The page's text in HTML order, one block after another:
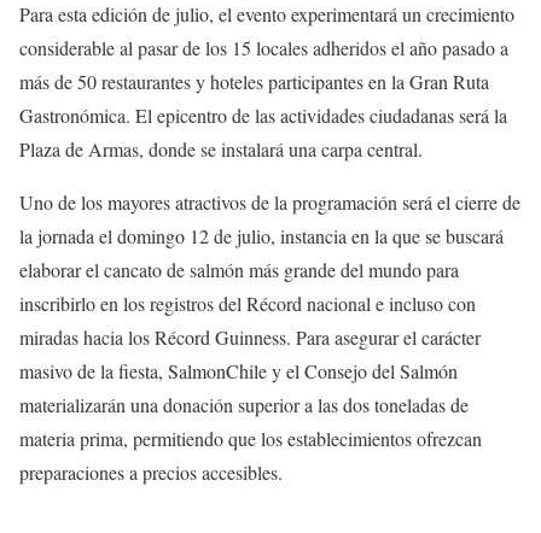
Para esta edición de julio, el evento experimentará un crecimiento
considerable al pasar de los 15 locales adheridos el año pasado a
más de 50 restaurantes y hoteles participantes en la Gran Ruta
Gastronómica. El epicentro de las actividades ciudadanas será la
Plaza de Armas, donde se instalará una carpa central.
Uno de los mayores atractivos de la programación será el cierre de
la jornada el domingo 12 de julio, instancia en la que se buscará
elaborar el cancato de salmón más grande del mundo para
inscribirlo en los registros del Récord nacional e incluso con
miradas hacia los Récord Guinness. Para asegurar el carácter
masivo de la fiesta, SalmonChile y el Consejo del Salmón
materializarán una donación superior a las dos toneladas de
materia prima, permitiendo que los establecimientos ofrezcan
preparaciones a precios accesibles.